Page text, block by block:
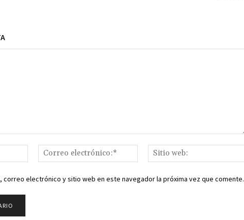
Nombre:*
Correo
electrónico:*
correo electrónico y sitio web en este navegador la próxima vez que comente.